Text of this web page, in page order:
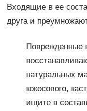
Входящие в ее
друга и
Поврежденные
натуральных
кокосового,
ищите в